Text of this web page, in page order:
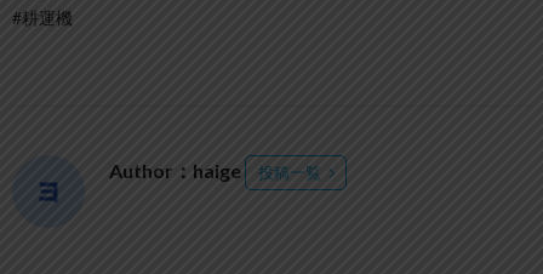
#耕運機
Author：haige 投稿一覧